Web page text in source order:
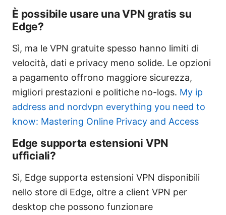
È possibile usare una VPN gratis su
Edge?
Sì, ma le VPN gratuite spesso hanno limiti di
velocità, dati e privacy meno solide. Le opzioni
a pagamento offrono maggiore sicurezza,
migliori prestazioni e politiche no-logs. My ip
address and nordvpn everything you need to
know: Mastering Online Privacy and Access
Edge supporta estensioni VPN
ufficiali?
Sì, Edge supporta estensioni VPN disponibili
nello store di Edge, oltre a client VPN per
desktop che possono funzionare